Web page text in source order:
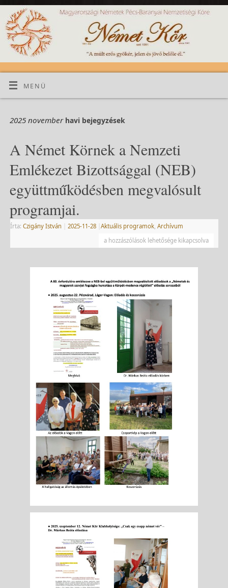
MENÜ
2025 novemberhavi bejegyzések
A Német Körnek a Nemzeti
Emlékezet Bizottsággal (NEB)
együttműködésben megvalósult
programjai.
Írta: Czigány István 2025-11-28 Aktuális programok, Archívum
a hozzászólások lehetősége kikapcsolva